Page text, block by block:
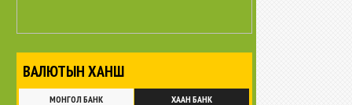
ВАЛЮТЫН ХАНШ
МОНГОЛ БАНК
ХААН БАНК